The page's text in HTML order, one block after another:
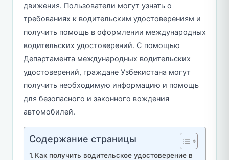
движения. Пользователи могут узнать о
требованиях к водительским удостоверениям и
получить помощь в оформлении международных
водительских удостоверений. С помощью
Департамента международных водительских
удостоверений, граждане Узбекистана могут
получить необходимую информацию и помощь
для безопасного и законного вождения
автомобилей.
Содержание страницы
Как получить водительское удостоверение в